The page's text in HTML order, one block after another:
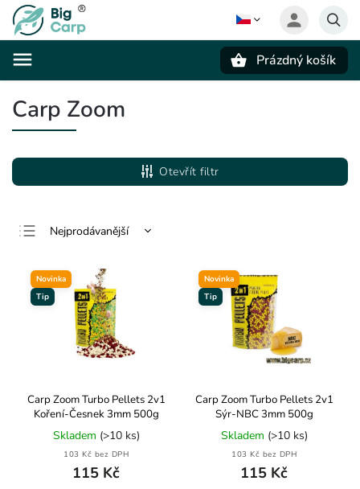
Prázdný košík
Carp Zoom
Otevřít filtr
Nejprodávanější
Nejdražší
Abecedně
Novinka
Tip
Carp Zoom Turbo Pellets 2v1
Koření-Česnek 3mm 500g
Skladem (>10 ks)
103 Kč bez DPH
115 Kč
Novinka
Tip
Carp Zoom Turbo Pellets 2v1
Sýr-NBC 3mm 500g
Skladem (>10 ks)
103 Kč bez DPH
115 Kč